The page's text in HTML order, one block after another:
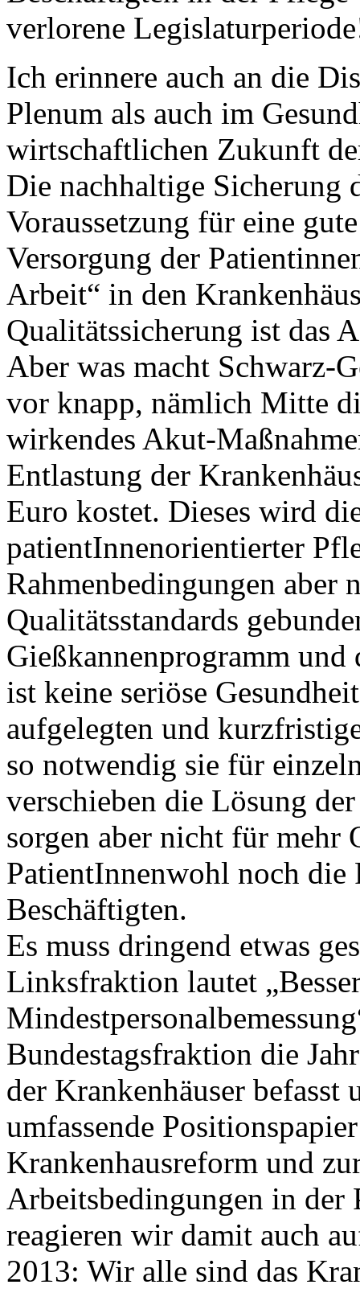
verlorene
Ich erinnere auch an die
Plenum als auch im
wirtschaftlichen Zukunft
Die nachhaltige Sicherung
Voraussetzung für eine
Versorgung der
Arbeit“ in den
Qualitätssicherung ist das
Aber was macht Schwarz-
vor knapp, nämlich Mitte
wirkendes Akut-
Entlastung der
Euro kostet. Dieses wird
patientInnenorientierter
Rahmenbedingungen aber
Qualitätsstandards
Gießkannenprogramm und
ist keine seriöse
aufgelegten und
so notwendig sie für
verschieben die Lösung
sorgen aber nicht für mehr
PatientInnenwohl noch die
Beschäftigten.
Es muss dringend etwas
Linksfraktion lautet
Bundestagsfraktion die
der Krankenhäuser
umfassende
Krankenhausreform und
Arbeitsbedingungen in der
reagieren wir damit auch
2013: Wir alle sind das